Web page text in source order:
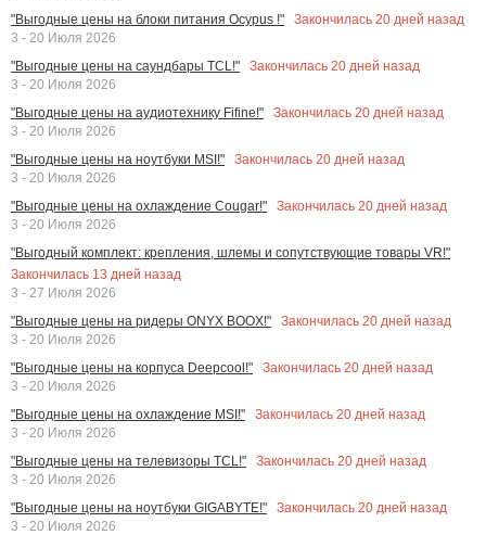
"Выгодные цены на блоки питания Ocypus !"
Закончилась 20 дней назад
3 - 20 Июля 2026
"Выгодные цены на саундбары TCL!"
Закончилась 20 дней назад
3 - 20 Июля 2026
"Выгодные цены на аудиотехнику Fifine!"
Закончилась 20 дней назад
3 - 20 Июля 2026
"Выгодные цены на ноутбуки MSI!"
Закончилась 20 дней назад
3 - 20 Июля 2026
"Выгодные цены на охлаждение Cougar!"
Закончилась 20 дней назад
3 - 20 Июля 2026
"Выгодный комплект: крепления, шлемы и сопутствующие товары VR!"
Закончилась 13 дней назад
3 - 27 Июля 2026
"Выгодные цены на ридеры ONYX BOOX!"
Закончилась 20 дней назад
3 - 20 Июля 2026
"Выгодные цены на корпуса Deepcool!"
Закончилась 20 дней назад
3 - 20 Июля 2026
"Выгодные цены на охлаждение MSI!"
Закончилась 20 дней назад
3 - 20 Июля 2026
"Выгодные цены на телевизоры TCL!"
Закончилась 20 дней назад
3 - 20 Июля 2026
"Выгодные цены на ноутбуки GIGABYTE!"
Закончилась 20 дней назад
3 - 20 Июля 2026